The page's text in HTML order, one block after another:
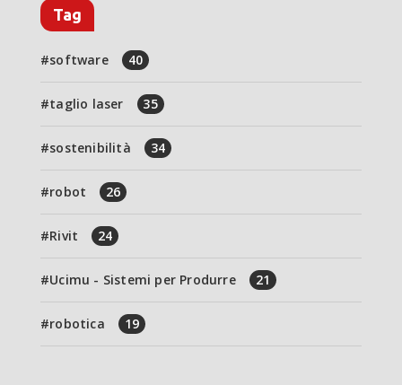
Tag
software 40
taglio laser 35
sostenibilità 34
robot 26
Rivit 24
Ucimu - Sistemi per Produrre 21
robotica 19